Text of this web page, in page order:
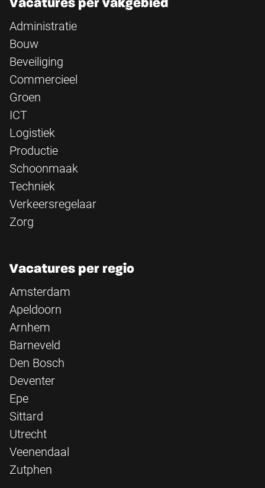
Vacatures per vakgebied
Administratie
Bouw
Beveiliging
Commercieel
Groen
ICT
Logistiek
Productie
Schoonmaak
Techniek
Verkeersregelaar
Zorg
Vacatures per regio
Amsterdam
Apeldoorn
Arnhem
Barneveld
Den Bosch
Deventer
Epe
Sittard
Utrecht
Veenendaal
Zutphen